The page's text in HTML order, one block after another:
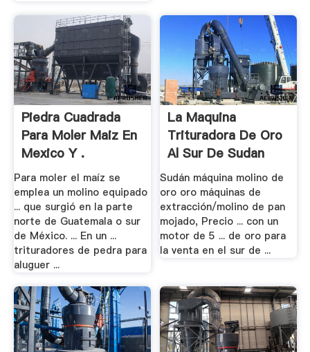
Piedra Cuadrada
Para Moler Maiz En
Mexico Y .
Para moler el maíz se
emplea un molino equipado
... que surgió en la parte
norte de Guatemala o sur
de México. ... En un ...
trituradores de pedra para
aluguer ...
La Maquina
Trituradora De Oro
Al Sur De Sudan
Sudán máquina molino de
oro oro máquinas de
extracción/molino de pan
mojado, Precio ... con un
motor de 5 ... de oro para
la venta en el sur de ...